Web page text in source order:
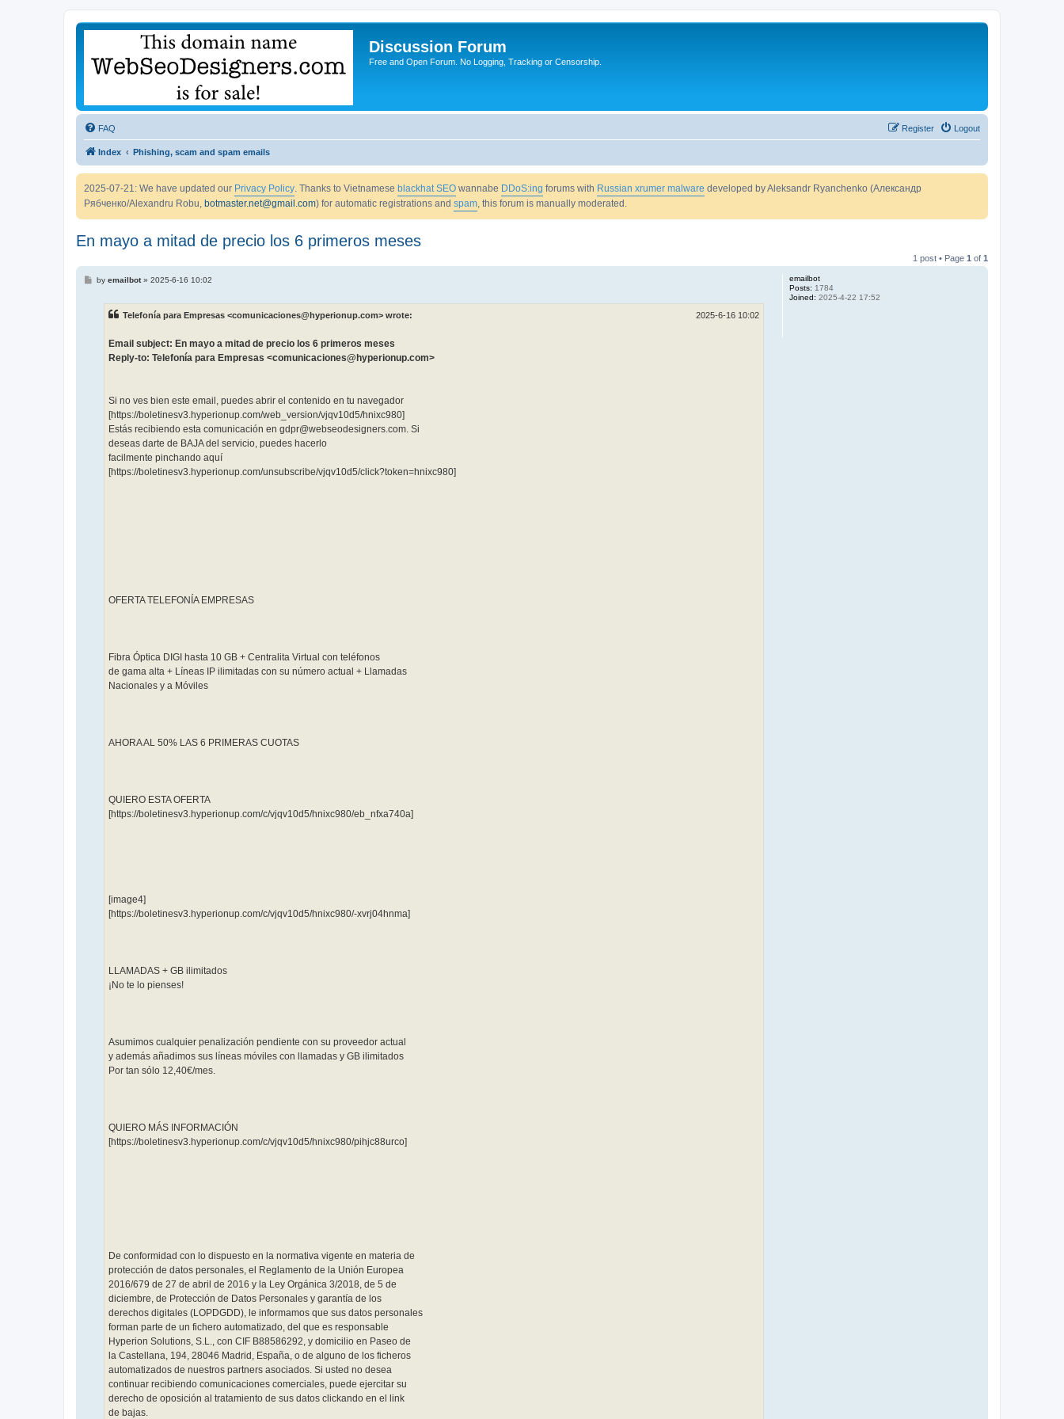
Discussion Forum
Free and Open Forum. No Logging, Tracking or Censorship.
FAQ Logout
Register
Index Phishing, scam and spam emails
2025-07-21: We have updated our Privacy Policy. Thanks to Vietnamese blackhat SEO wannabe DDoS:ing forums with Russian xrumer malware developed by Aleksandr Ryanchenko (Александр
Рябченко/Alexandru Robu, botmaster.net@gmail.com) for automatic registrations and spam, this forum is manually moderated.
En mayo a mitad de precio los 6 primeros meses
1 post • Page 1 of 1
emailbot
Posts: 1784
Joined: 2025-4-22 17:52
Pby emailbot» 2025-6-16 10:02
Telefonía para Empresas <comunicaciones@hyperionup.com> wrote: 2025-6-16 10:02
Email subject: En mayo a mitad de precio los 6 primeros meses
Reply-to: Telefonía para Empresas <comunicaciones@hyperionup.com>
Si no ves bien este email, puedes abrir el contenido en tu navegador
[https://boletinesv3.hyperionup.com/web_version/vjqv10d5/hnixc980]
Estás recibiendo esta comunicación en gdpr@webseodesigners.com. Si
deseas darte de BAJA del servicio, puedes hacerlo
facilmente pinchando aquí
[https://boletinesv3.hyperionup.com/unsubscribe/vjqv10d5/click?token=hnixc980]
OFERTA TELEFONÍA EMPRESAS
Fibra Óptica DIGI hasta 10 GB + Centralita Virtual con teléfonos
de gama alta + Líneas IP ilimitadas con su número actual + Llamadas
Nacionales y a Móviles
AHORA AL 50% LAS 6 PRIMERAS CUOTAS
QUIERO ESTA OFERTA
[https://boletinesv3.hyperionup.com/c/vjqv10d5/hnixc980/eb_nfxa740a]
[image4]
[https://boletinesv3.hyperionup.com/c/vjqv10d5/hnixc980/-xvrj04hnma]
LLAMADAS + GB ilimitados
¡No te lo pienses!
Asumimos cualquier penalización pendiente con su proveedor actual
y además añadimos sus líneas móviles con llamadas y GB ilimitados
Por tan sólo 12,40€/mes.
QUIERO MÁS INFORMACIÓN
[https://boletinesv3.hyperionup.com/c/vjqv10d5/hnixc980/pihjc88urco]
De conformidad con lo dispuesto en la normativa vigente en materia de
protección de datos personales, el Reglamento de la Unión Europea
2016/679 de 27 de abril de 2016 y la Ley Orgánica 3/2018, de 5 de
diciembre, de Protección de Datos Personales y garantía de los
derechos digitales (LOPDGDD), le informamos que sus datos personales
forman parte de un fichero automatizado, del que es responsable
Hyperion Solutions, S.L., con CIF B88586292, y domicilio en Paseo de
la Castellana, 194, 28046 Madrid, España, o de alguno de los ficheros
automatizados de nuestros partners asociados. Si usted no desea
continuar recibiendo comunicaciones comerciales, puede ejercitar su
derecho de oposición al tratamiento de sus datos clickando en el link
de bajas.